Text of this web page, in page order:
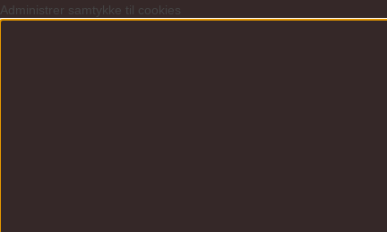
Administrer samtykke til cookies